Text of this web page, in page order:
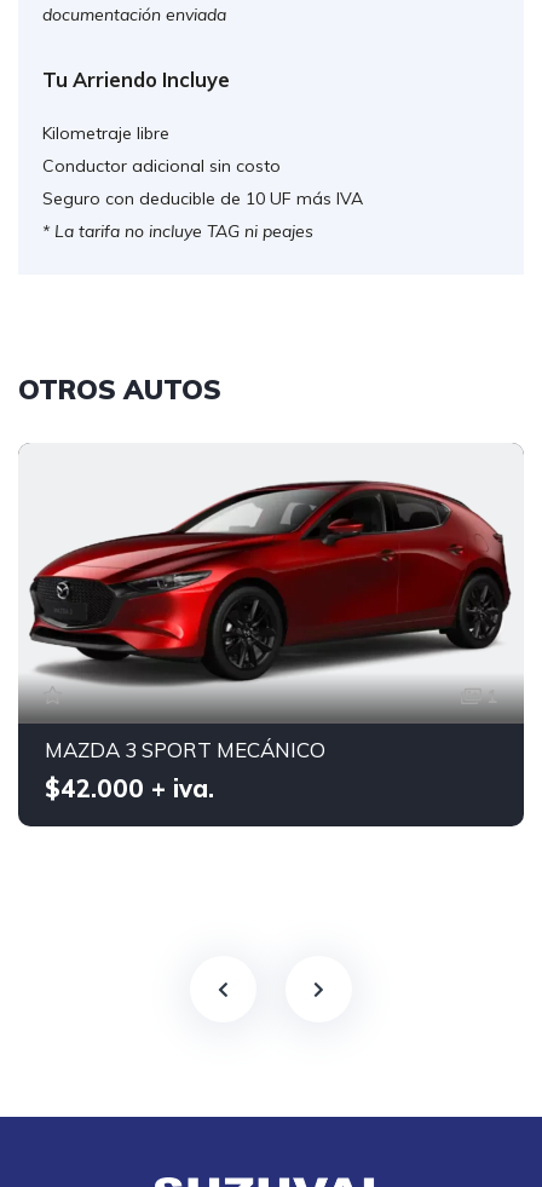
documentación enviada
Tu Arriendo Incluye
Kilometraje libre
Conductor adicional sin costo
Seguro con deducible de 10 UF más IVA
* La tarifa no incluye TAG ni peajes
OTROS AUTOS
1
MAZDA 3 SPORT MECÁNICO
$42.000 + iva.